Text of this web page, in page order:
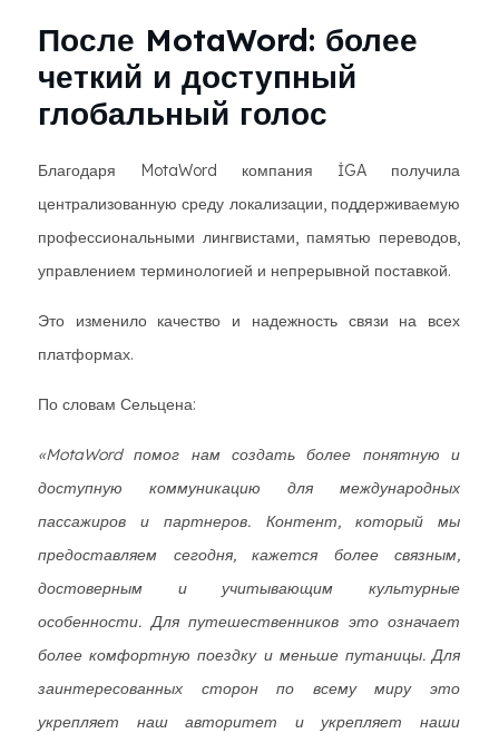
После MotaWord: более
четкий и доступный
глобальный голос
Благодаря MotaWord компания İGA получила
централизованную среду локализации, поддерживаемую
профессиональными лингвистами, памятью переводов,
управлением терминологией и непрерывной поставкой.
Это изменило качество и надежность связи на всех
платформах.
По словам Сельцена:
«MotaWord помог нам создать более понятную и
доступную коммуникацию для международных
пассажиров и партнеров. Контент, который мы
предоставляем сегодня, кажется более связным,
достоверным и учитывающим культурные
особенности. Для путешественников это означает
более комфортную поездку и меньше путаницы. Для
заинтересованных сторон по всему миру это
укрепляет наш авторитет и укрепляет наши